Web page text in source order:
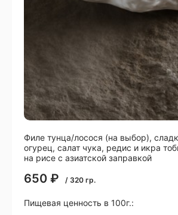
Филе тунца/лосося (на выбор),
огурец, салат чука, редис и икра
на рисе с азиатской заправкой
650 ₽ / 320 гр.
Пищевая ценность в 100г.: